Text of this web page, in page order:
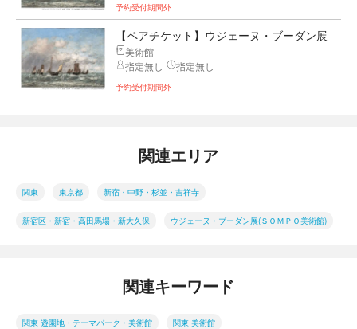
予約受付期間外
【ペアチケット】ウジェーヌ・ブーダン展
美術館
指定無し
指定無し
予約受付期間外
関連エリア
関東 東京都 新宿・中野・杉並・吉祥寺
新宿区・新宿・高田馬場・新大久保 ウジェーヌ・ブーダン展(ＳＯＭＰＯ美術館)
関連キーワード
関東 遊園地・テーマパーク・美術館 関東 美術館